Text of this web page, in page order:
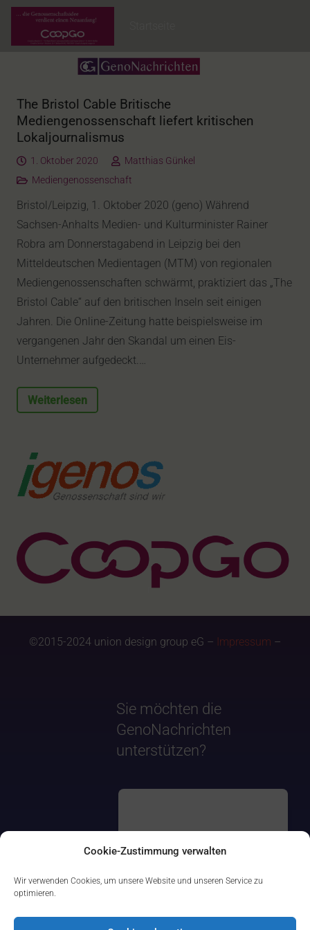
Cookie-Zustimmung verwalten
Wir verwenden Cookies, um unsere Website und unseren Service zu
optimieren.
The Bristol Cable Britische
Mediengenossenschaft liefert kritischen
Lokaljournalismus
1. Oktober 2020
Matthias Günkel
Mediengenossenschaft
Bristol/Leipzig, 1. Oktober 2020 (geno) Während
Sachsen-Anhalts Medien- und Kulturminister Rainer
Robra am Donnerstagabend in Leipzig bei den
Mitteldeutschen Medientagen (MTM) von regionalen
Mediengenossenschaften schwärmt, praktiziert das „The
Bristol Cable“ auf den britischen Inseln seit einigen
Jahren. Die Online-Zeitung hatte beispielsweise im
vergangenen Jahr den Skandal um einen Eis-
Unternehmer aufgedeckt.…
Weiterlesen
©2015-2024 union design group eG – Impressum –
Sie möchten die
GenoNachrichten
unterstützen?